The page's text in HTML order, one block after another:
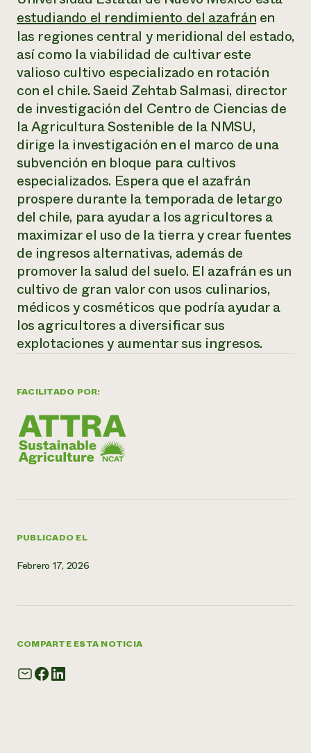
Informes anuales y financieros
Historias de impacto
Informe de
impacto 2024
LEER EL INFORME
Latinos en la agricultura
Sistemas alimentarios locales
Agricultura urbana
Las mujeres en la agricultura
Evento anual de reciclaje de productos electrónicos
Programa de descuentos de NorthWestern Energy
Servicios energéticos comerciales
Servicios energéticos residenciales
LIHEAP
Centro de intercambio de información AgriSolar
Blog
Podcasts
Publicaciones
Cursos cortos
Vídeos
Oportunidades de financiación
Noticias
Internship Hub
Buscar prácticas
Contratar a un becario
un
Asociaciones empresariales
Donar
Donaciones planificadas
Boletín
Consultas de los medios de comunicación
Todos
contribuyen a la
resiliencia de la
comunidad.
DONAR AHORA
FACILITADO POR:
PUBLICADO EL
Febrero 17, 2026
COMPARTE ESTA NOTICIA
estudiando el rendimiento del azafránen
las regiones central y meridional del estado,
así como la viabilidad de cultivar este
valioso cultivo especializado en rotación
con el chile. Saeid Zehtab Salmasi, director
de investigación del Centro de Ciencias de
la Agricultura Sostenible de la NMSU,
dirige la investigación en el marco de una
subvención en bloque para cultivos
especializados. Espera que el azafrán
prospere durante la temporada de letargo
del chile, para ayudar a los agricultores a
maximizar el uso de la tierra y crear fuentes
de ingresos alternativas, además de
promover la salud del suelo. El azafrán es un
cultivo de gran valor con usos culinarios,
médicos y cosméticos que podría ayudar a
los agricultores a diversificar sus
explotaciones y aumentar sus ingresos.